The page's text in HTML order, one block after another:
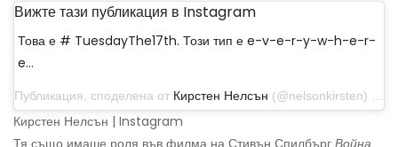
Вижте тази публикация в Instagram
Това е # TuesdayThe17th. Този тип е e-v-e-r-y-w-h-e-r-
e…
Публикация, споделена от Кирстен Нелсън (@nelsonkirsten) на 17 октомври 2017 г. в 8:36 ч. PDT
Кирстен Нелсън | Instagram